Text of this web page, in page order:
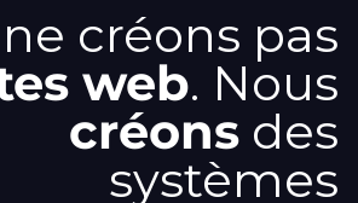
créons pas
web. Nous
créons des
systèmes